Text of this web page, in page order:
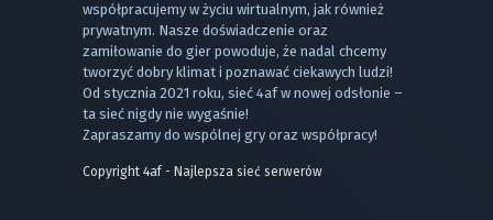
współpracujemy w życiu wirtualnym, jak również
prywatnym. Nasze doświadczenie oraz
zamiłowanie do gier powoduje, że nadal chcemy
tworzyć dobry klimat i poznawać ciekawych ludzi!
Od stycznia 2021 roku, sieć 4af w nowej odsłonie –
ta sieć nigdy nie wygaśnie!
Zapraszamy do wspólnej gry oraz współpracy!
Copyright 4af - Najlepsza sieć serwerów